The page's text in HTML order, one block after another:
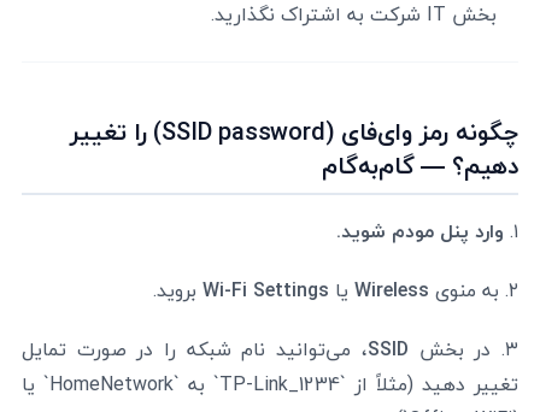
بخش IT شرکت به اشتراک نگذارید.
چگونه رمز وای‌فای (SSID password) را تغییر
دهیم؟ — گام‌به‌گام
۱. وارد پنل مودم شوید.
۲. به منوی
Wireless یا Wi-Fi Settings بروید.
۳. در بخش
SSID، می‌توانید نام شبکه را در صورت تمایل
تغییر دهید (مثلاً از `TP-Link_1234` به `HomeNetwork` یا